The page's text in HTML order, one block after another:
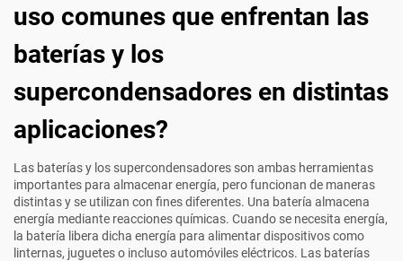
uso comunes que enfrentan las
baterías y los
supercondensadores en distintas
aplicaciones?
Las baterías y los supercondensadores son ambas herramientas
importantes para almacenar energía, pero funcionan de maneras
distintas y se utilizan con fines diferentes. Una batería almacena
energía mediante reacciones químicas. Cuando se necesita energía,
la batería libera dicha energía para alimentar dispositivos como
linternas, juguetes o incluso automóviles eléctricos. Las baterías